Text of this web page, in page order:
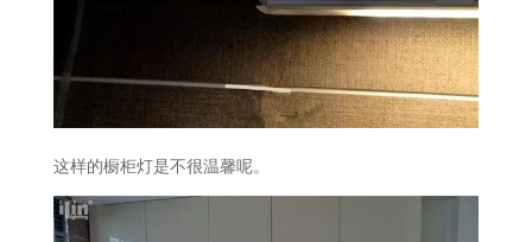
这样的橱柜灯是不很温馨呢。